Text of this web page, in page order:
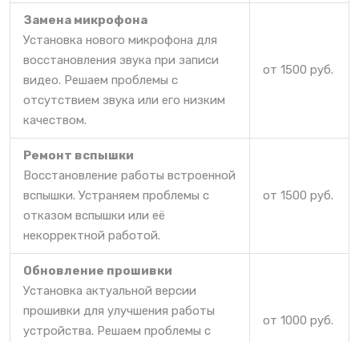
Замена микрофона
Установка нового микрофона для
восстановления звука при записи
видео. Решаем проблемы с
отсутствием звука или его низким
качеством.
от 1500 руб.
Ремонт вспышки
Восстановление работы встроенной
вспышки. Устраняем проблемы с
отказом вспышки или её
некорректной работой.
от 1500 руб.
Обновление прошивки
Установка актуальной версии
прошивки для улучшения работы
устройства. Решаем проблемы с
от 1000 руб.